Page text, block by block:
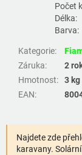
Počet
Délka:
Barva:
Kategorie:
Záruka:
2
Hmotnost:
3 kg
EAN:
Najdete zde
karavany.